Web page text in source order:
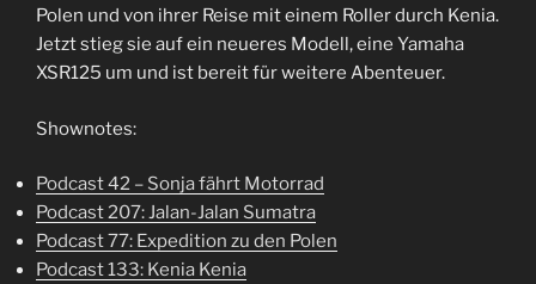
Polen und von ihrer Reise mit einem Roller durch Kenia.
Jetzt stieg sie auf ein neueres Modell, eine Yamaha
XSR125 um und ist bereit für weitere Abenteuer.
Shownotes:
Podcast 42 – Sonja fährt Motorrad
Podcast 207: Jalan-Jalan Sumatra
Podcast 77: Expedition zu den Polen
Podcast 133: Kenia Kenia